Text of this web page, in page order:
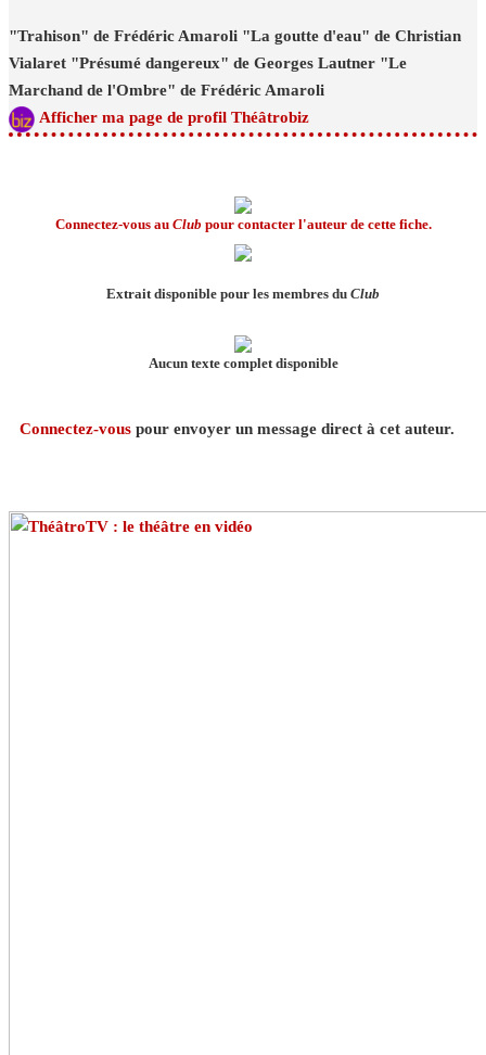
"Trahison" de Frédéric Amaroli "La goutte d'eau" de Christian
Vialaret "Présumé dangereux" de Georges Lautner "Le
Marchand de l'Ombre" de Frédéric Amaroli
Afficher ma page de profil Théâtrobiz
Connectez-vous au Club pour contacter l'auteur de cette fiche.
Extrait disponible pour les membres du Club
Aucun texte complet disponible
Connectez-vous pour envoyer un message direct à cet auteur.